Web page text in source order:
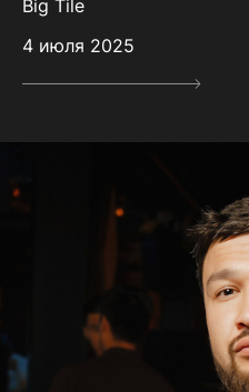
Big Tile
4 июля 2025